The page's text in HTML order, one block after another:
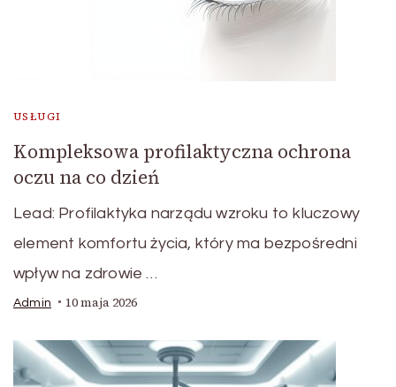
USŁUGI
Kompleksowa profilaktyczna ochrona
oczu na co dzień
Lead: Profilaktyka narządu wzroku to kluczowy
element komfortu życia, który ma bezpośredni
wpływ na zdrowie …
Admin 10 maja 2026